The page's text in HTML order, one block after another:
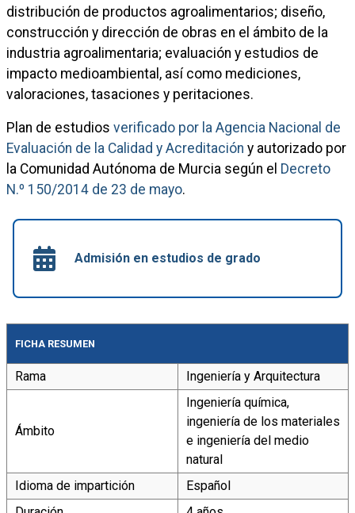
distribución de productos agroalimentarios; diseño,
construcción y dirección de obras en el ámbito de la
industria agroalimentaria; evaluación y estudios de
impacto medioambiental, así como mediciones,
valoraciones, tasaciones y peritaciones.
Plan de estudios verificado por la Agencia Nacional de
Evaluación de la Calidad y Acreditación y autorizado por
la Comunidad Autónoma de Murcia según el Decreto
N.º 150/2014 de 23 de mayo.
Admisión en estudios de grado
FICHA RESUMEN
Rama Ingeniería y Arquitectura
Ámbito
Ingeniería química,
ingeniería de los materiales
e ingeniería del medio
natural
Idioma de impartición
Español